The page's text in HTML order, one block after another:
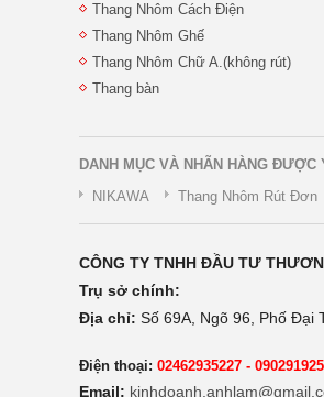
Thang Nhôm Cách Điện
Thang Nhôm Ghế
Thang Nhôm Chữ A.(không rút)
Thang bàn
DANH MỤC VÀ NHÃN HÀNG ĐƯỢC
NIKAWA
Thang Nhôm Rút Đơn
CÔNG TY TNHH ĐẦU TƯ
Trụ sở chính:
Địa chỉ: Số 69A, Ngõ 96, Phố Đại
Điện thoại: 02462935227 -
Email: